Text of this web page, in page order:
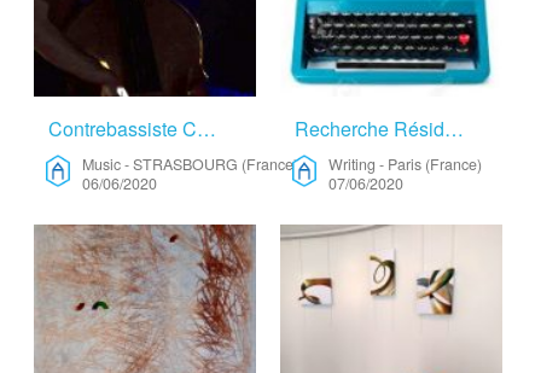
Contrebassiste Cherche Lieu Paisible Dans La Nature Pour Finir De Composer Un Solo De Contrebasse Cet été – Music
Music-STRASBOURG (France)
06/06/2020
Recherche Résidence Pour écrire – Writing
Writing - Paris (France)
07/06/2020